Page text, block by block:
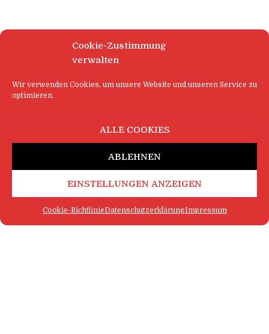
Cookie-Zustimmung
verwalten
Wir verwenden Cookies, um unsere Website und unseren Service zu
optimieren.
ALLE COOKIES
ABLEHNEN
EINSTELLUNGEN ANZEIGEN
Cookie-RichtlinieDatenschutzerklärungImpressum